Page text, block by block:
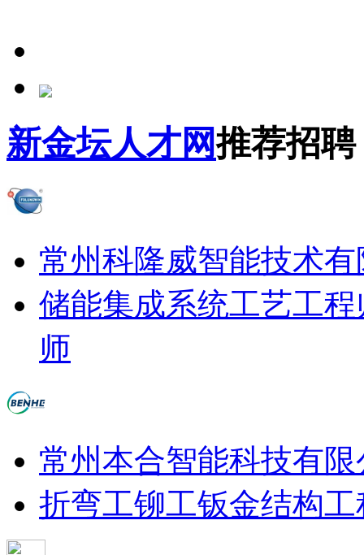
新金坛人才网推荐招聘
常州科隆威智能技术
储能集成系统工艺工程
师
常州本合智能科技有限
折弯工铆工钣金结构工